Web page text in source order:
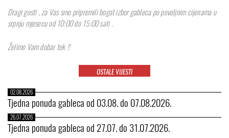
Dragi gosti , za Vas smo pripremili bogat izbor gableca po povoljnim cijenama u
srpnju mjesecu od 10:00 do 15:00 sati .
Želimo Vam dobar tek !!
OSTALE VIJESTI
02.08.2026
Tjedna ponuda gableca od 03.08. do 07.08.2026.
26.07.2026
Tjedna ponuda gableca od 27.07. do 31.07.2026.